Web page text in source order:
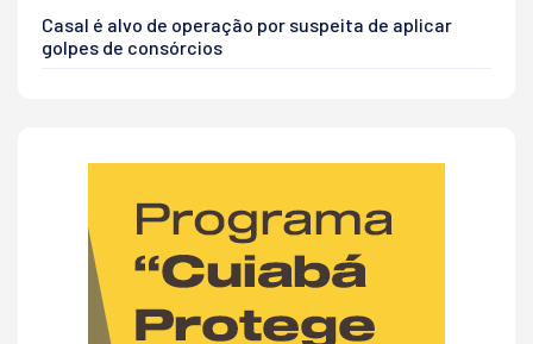
Casal é alvo de operação por suspeita de aplicar
golpes de consórcios